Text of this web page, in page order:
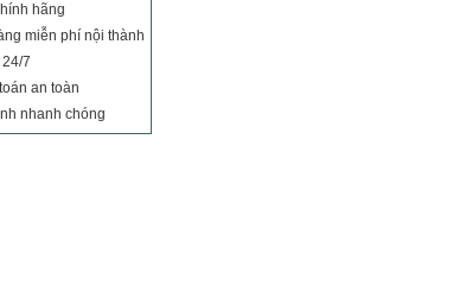
hãng
miễn phí nội thành
7
an toàn
nhanh chóng